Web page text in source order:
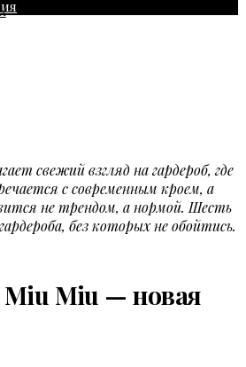
свежий взгляд на гардероб, где
с современным кроем, а
не трендом, а нормой. Шесть
без которых не обойтись.
Miu — новая